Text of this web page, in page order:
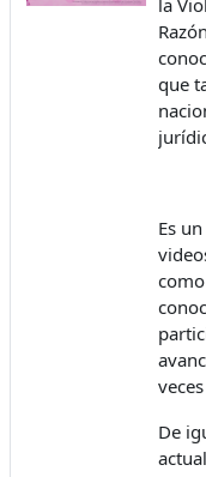
que
Es
De